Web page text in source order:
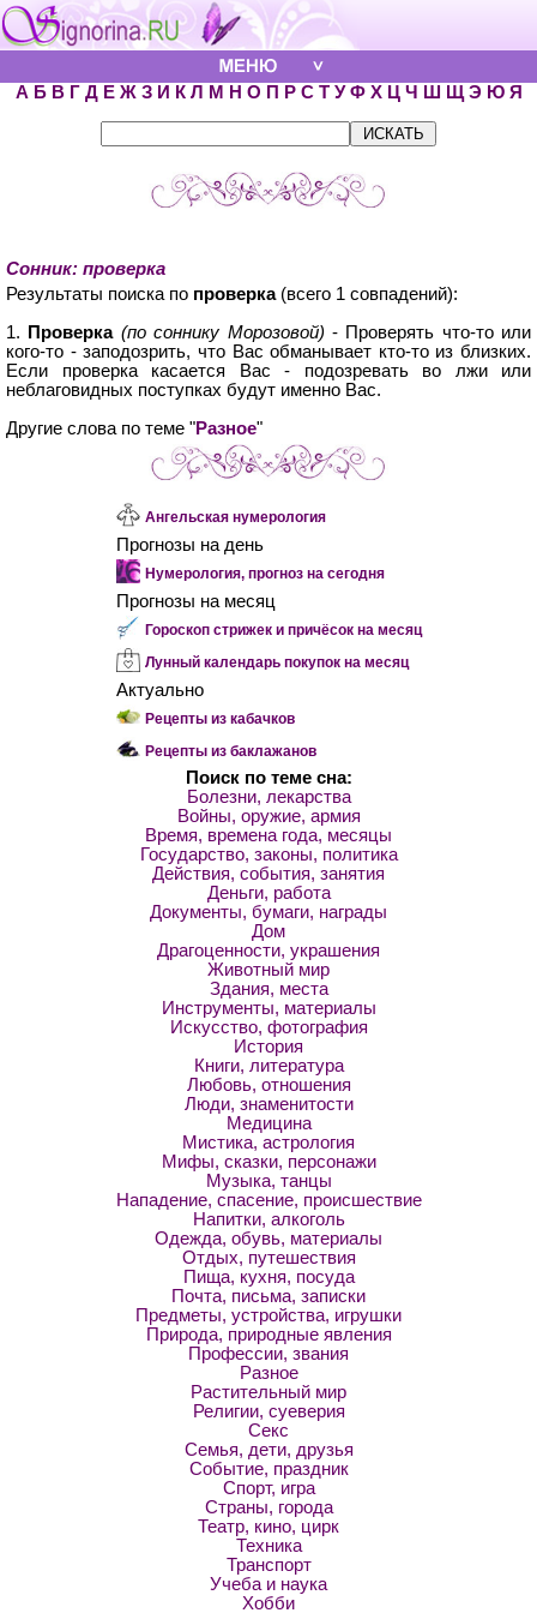
А Б В Г Д Е Ж З И К Л М Н О П Р С Т У Ф Х Ц Ч Ш Щ Э Ю Я
Сонник: проверка
Результаты поиска по проверка(всего 1 совпадений):
1.
Проверка (по соннику Морозовой) - Проверять что-то или
кого-то - заподозрить, что Вас обманывает кто-то из близких.
Если проверка касается Вас - подозревать во лжи или
неблаговидных поступках будут именно Вас.
Другие слова по теме "Разное"
Ангельская нумерология
Прогнозы на день
Нумерология, прогноз на сегодня
Прогнозы на месяц
Гороскоп стрижек и причёсок на месяц
Лунный календарь покупок на месяц
Актуально
Рецепты из кабачков
Рецепты из баклажанов
Поиск по теме сна:
Болезни, лекарства
Войны, оружие, армия
Время, времена года, месяцы
Государство, законы, политика
Действия, события, занятия
Деньги, работа
Документы, бумаги, награды
Дом
Драгоценности, украшения
Животный мир
Здания, места
Инструменты, материалы
Искусство, фотография
История
Книги, литература
Любовь, отношения
Люди, знаменитости
Медицина
Мистика, астрология
Мифы, сказки, персонажи
Музыка, танцы
Нападение, спасение, происшествие
Напитки, алкоголь
Одежда, обувь, материалы
Отдых, путешествия
Пища, кухня, посуда
Почта, письма, записки
Предметы, устройства, игрушки
Природа, природные явления
Профессии, звания
Разное
Растительный мир
Религии, суеверия
Секс
Семья, дети, друзья
Событие, праздник
Спорт, игра
Страны, города
Театр, кино, цирк
Техника
Транспорт
Учеба и наука
Хобби